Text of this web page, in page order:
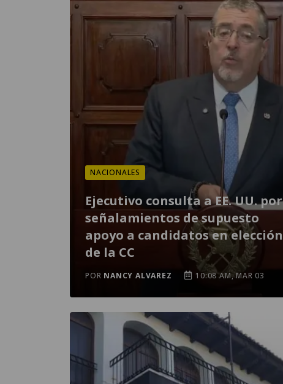
NACIONALES
Ejecutivo consulta a EE. UU. por
señalamientos de supuesto
apoyo a candidatos en elección
de la CC
POR NANCY ALVAREZ 10:08 AM, MAR 03